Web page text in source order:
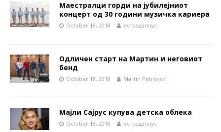
Маестралци горди на јубилејниот
концерт од 30 години музичка кариера
October 18, 2018 естрадаплус
Одличен старт на Мартин и неговиот
бенд
October 18, 2018 Martin Petrevski
Мајли Сајрус купува детска облека
October 18, 2018 естрадаплус